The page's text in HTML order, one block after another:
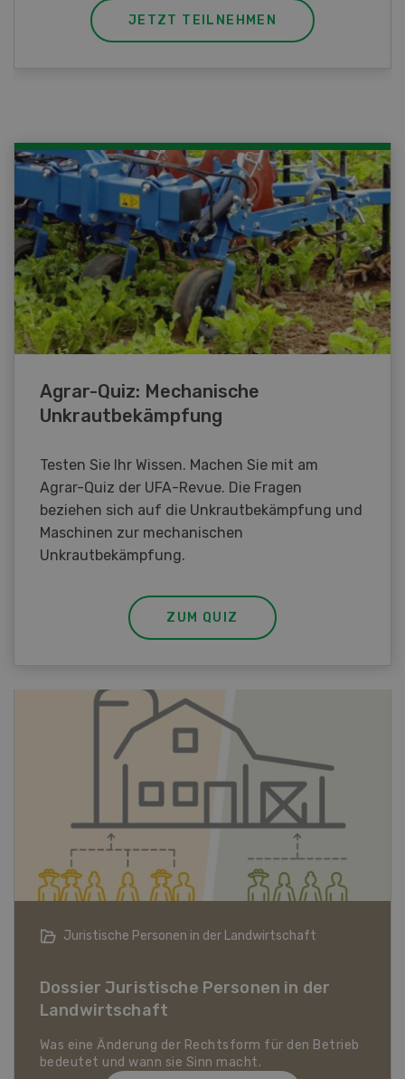
JETZT TEILNEHMEN
Agrar-Quiz: Mechanische
Unkrautbekämpfung
Testen Sie Ihr Wissen. Machen Sie mit am
Agrar-Quiz der UFA-Revue. Die Fragen
beziehen sich auf die Unkrautbekämpfung und
Maschinen zur mechanischen
Unkrautbekämpfung.
ZUM QUIZ
Bio-Artikel
Dossier Bio-Artikel